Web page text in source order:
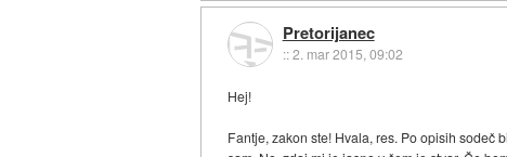
Pretorijanec
::2. mar 2015, 09:02
Hej!
Fantje, zakon ste! Hvala, res. Po opisih sodeč